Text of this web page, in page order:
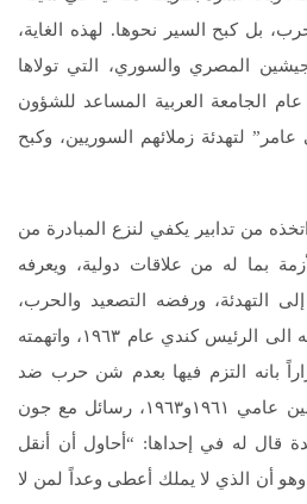
بل كبح السير نحوها. لهذه الغاية،
المصري والسوري، التي تولاها
الجامعة العربية المساعد للشؤون
لتهدئة زملائهم السوريين، وكبح
من تدابير يكفي لنزع المبادرة من
بما له من علاقات دولية، ويعرفه
التهدئة، ورفضه التصعيد والحرب،
الذي كان قد أكده في رسائله الى الرئيس كندي عام ١٩٦٣، واتهمته
بانه التزم فيها بعدم شن حرب ضد
إسرائيل (تبادل عبد الناصر بين عامي ١٩٦١و١٩٦٣، رسائل مع جون
قال له في إحداها: “أحاول أن أنقل
أن الذي لا يملك أعطى وعداً لمن لا